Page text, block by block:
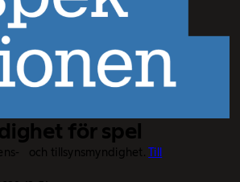
för spel
och tillsynsmyndighet.Till